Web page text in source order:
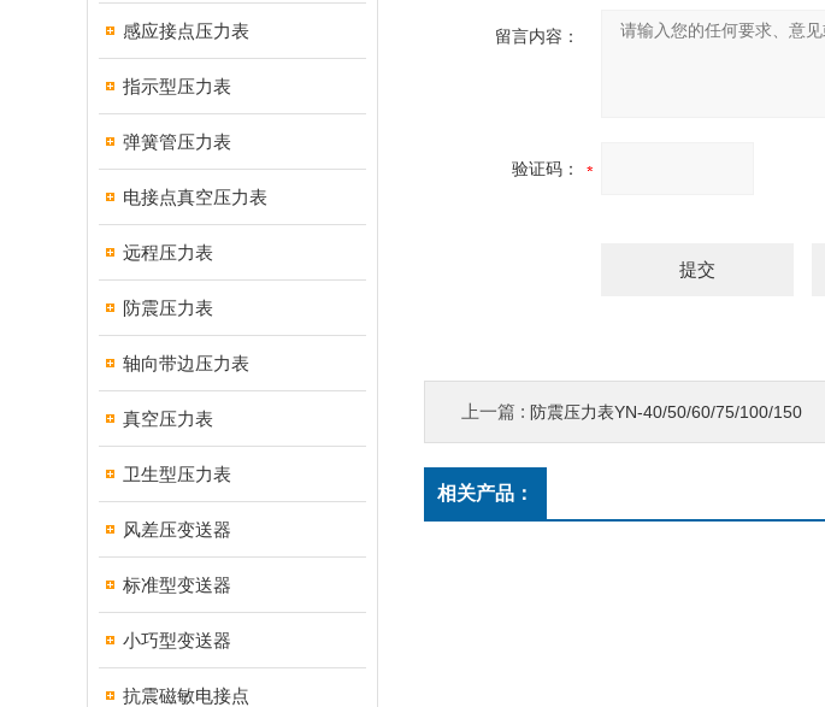
感应接点压力表
指示型压力表
弹簧管压力表
电接点真空压力表
远程压力表
防震压力表
轴向带边压力表
真空压力表
卫生型压力表
风差压变送器
标准型变送器
小巧型变送器
抗震磁敏电接点
留言内容：
验证码：
上一篇 : 防震压力表YN-40/50/60/75/100/150
相关产品：